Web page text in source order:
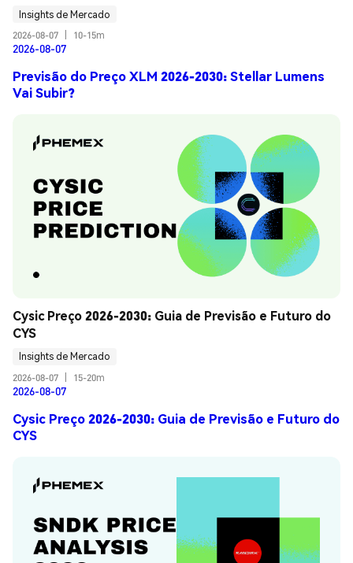
Insights de Mercado
2026-08-07
10-15m
2026-08-07
Previsão do Preço XLM 2026-2030: Stellar Lumens
Vai Subir?
Cysic Preço 2026-2030: Guia de Previsão e Futuro do
CYS
Insights de Mercado
2026-08-07
15-20m
2026-08-07
Cysic Preço 2026-2030: Guia de Previsão e Futuro do
CYS